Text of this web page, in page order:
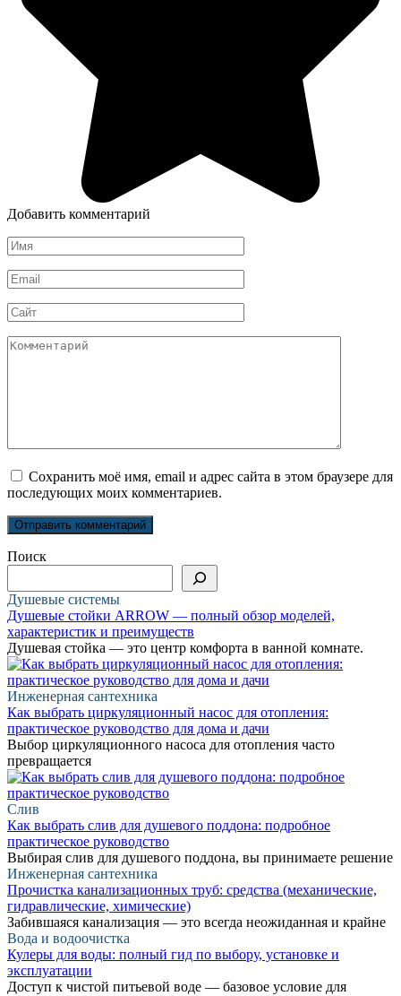
Добавить комментарий
Имя
*
Email
*
Сайт
Комментарий
Сохранить моё имя, email и адрес сайта в этом браузере для
последующих моих комментариев.
Поиск
Душевые системы
Душевые стойки ARROW — полный обзор моделей,
характеристик и преимуществ
Душевая стойка — это центр комфорта в ванной комнате.
Инженерная сантехника
Как выбрать циркуляционный насос для отопления:
практическое руководство для дома и дачи
Выбор циркуляционного насоса для отопления часто
превращается
Слив
Как выбрать слив для душевого поддона: подробное
практическое руководство
Выбирая слив для душевого поддона, вы принимаете решение
Инженерная сантехника
Прочистка канализационных труб: средства (механические,
гидравлические, химические)
Забившаяся канализация — это всегда неожиданная и крайне
Вода и водоочистка
Кулеры для воды: полный гид по выбору, установке и
эксплуатации
Доступ к чистой питьевой воде — базовое условие для